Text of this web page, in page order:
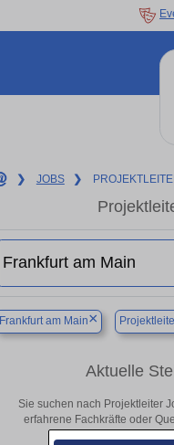
❯ JOBS ❯
Frankfurt am Main×
Aktuelle
Sie suchen nach Projektleiter
erfahrene Fachkräfte oder